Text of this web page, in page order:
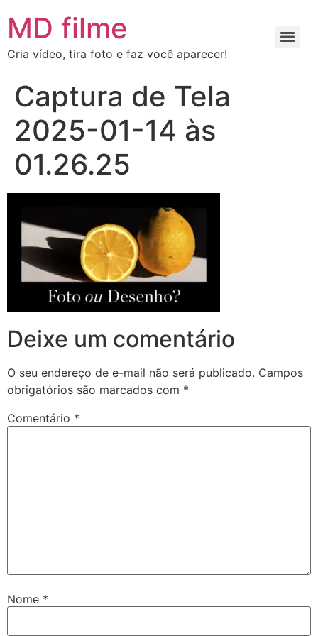
MD filme
Cria vídeo, tira foto e faz você aparecer!
Captura de Tela
2025-01-14 às
01.26.25
Deixe um comentário
O seu endereço de e-mail não será publicado. Campos
obrigatórios são marcados com *
Comentário *
Nome *